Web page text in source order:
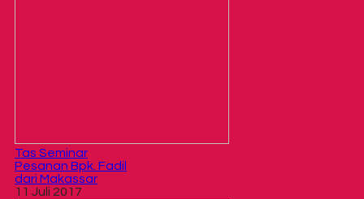
Tas Seminar
Pesanan Bpk. Fadil
dari Makassar
11 Juli 2017